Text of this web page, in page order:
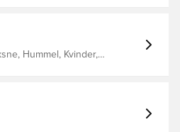
du træner og er holdbar, så
De printede vinkler og
logoet tilføjer et strejf af stil Fremstillet i 100% polyester.
Hummel, Kvinder,